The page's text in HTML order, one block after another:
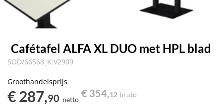
Cafétafel ALFA XL DUO met HPL blad
SOD/66568_K:V2909
Groothandelsprijs
€ 287,90 netto
€ 354,12 bruto